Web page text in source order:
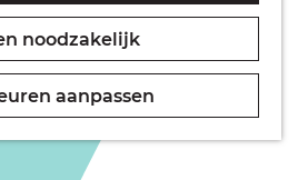
noodzakelijk
aanpassen
Naar het museum